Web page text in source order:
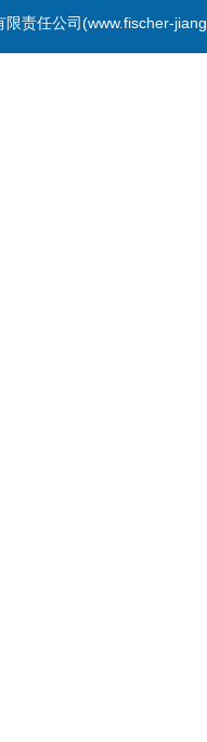
责任公司(www.fischer-